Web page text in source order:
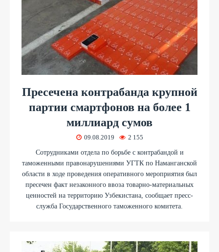
Пресечена контрабанда крупной
партии смартфонов на более 1
миллиард сумов
09.08.2019 2 155
Сотрудниками отдела по борьбе с контрабандой и
таможенными правонарушениями УГТК по Наманганской
области в ходе проведения оперативного мероприятия был
пресечен факт незаконного ввоза товарно-материальных
ценностей на территорию Узбекистана, сообщает пресс-
служба Государственного таможенного комитета.